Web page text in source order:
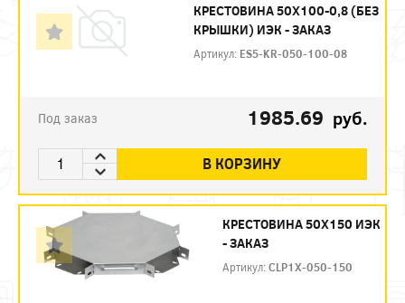
КРЕСТОВИНА 50Х100-0,8 (БЕЗ
КРЫШКИ) ИЭК - ЗАКАЗ
Артикул: ES5-KR-050-100-08
Под заказ 1985.69 руб.
В КОРЗИНУ
КРЕСТОВИНА 50Х150 ИЭК
- ЗАКАЗ
Артикул:CLP1X-050-150